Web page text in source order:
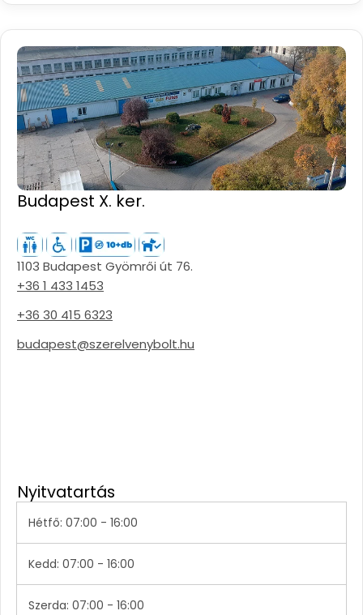
Budapest X. ker.
1103 Budapest Gyömrői út 76.
+36 1 433 1453
+36 30 415 6323
budapest@szerelvenybolt.hu
Nyitvatartás
Hétfő: 07:00 - 16:00
Kedd: 07:00 - 16:00
Szerda: 07:00 - 16:00